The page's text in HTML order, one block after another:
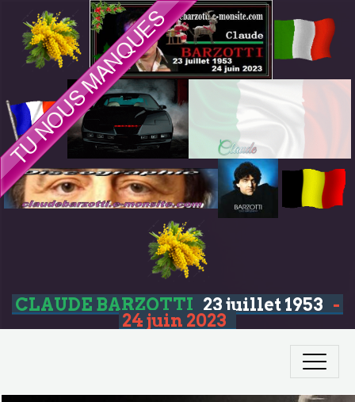
CLAUDE BARZOTTI 23 juillet 1953 -
24 juin 2023